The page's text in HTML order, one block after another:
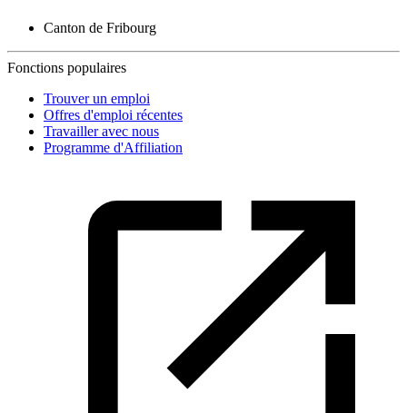
Canton de Fribourg
Fonctions populaires
Trouver un emploi
Offres d'emploi récentes
Travailler avec nous
Programme d'Affiliation